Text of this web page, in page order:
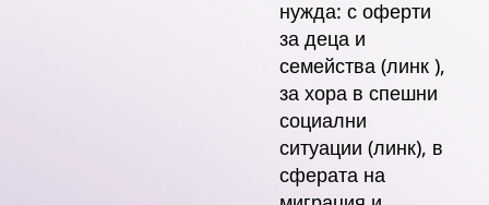
нужда: с оферти
за деца и
семейства (линк ),
за хора в спешни
социални
ситуации (линк), в
сферата на